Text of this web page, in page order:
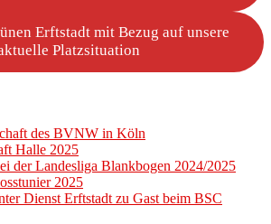
Erftstadt mit Bezug auf unsere
Platzsituation
des BVNW in Köln
Halle 2025
der Landesliga Blankbogen 2024/2025
2025
Dienst Erftstadt zu Gast beim BSC